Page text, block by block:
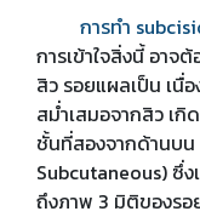
การทำ
การเข้าใจสิ่งนี้ อาจ
สิว รอยแผลเป็น เนื่
สม่ำเสมอจากสิว เ
ชั้นที่สองจากด้านบน
Subcutaneous) ซึ่
ถึงภาพ 3 มิติของร